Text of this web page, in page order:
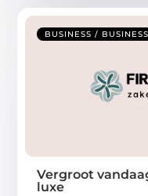
BUSINESS /
Vergroot
luxe